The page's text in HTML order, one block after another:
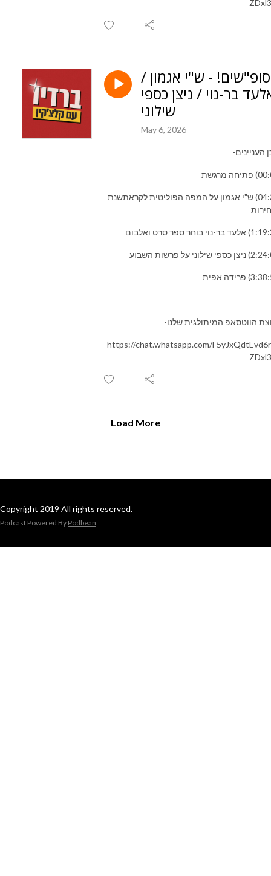
סופ"שים! - ש"י אגמון /
בר-נוי / ניצן כספי
שילוני
May 6, 2026
העניינים-
(04:30) ש"י אגמון על המפה הפוליטית לקראתשנת
הווטסאפ המיתולגית שלנו-
https://chat.whatsapp.com/
Load More
Copyright 2019 All rights reserved.
Podcast Powered By Podbean